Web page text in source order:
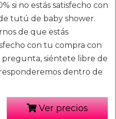
si no estás satisfecho con
tutú de baby shower.
de que estás
con tu compra con
pregunta, siéntete libre de
dentro de
Ver precios